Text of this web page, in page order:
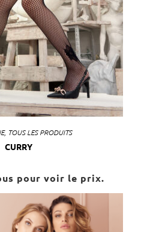
, TOUS LES PRODUITS
CURRY
pour voir le prix.